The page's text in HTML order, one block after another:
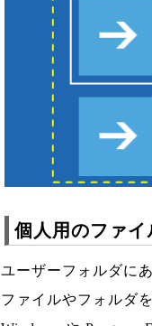
個人用のファイ
ユーザーフォルダに
ファイルやフォルダ